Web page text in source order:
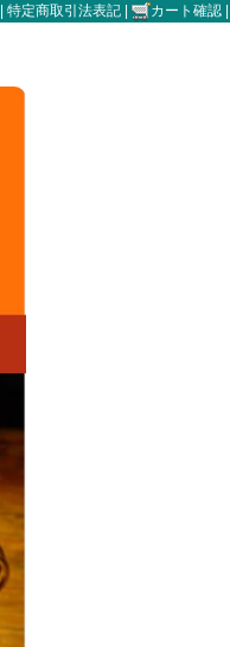
特定商取引法表記 カート確認